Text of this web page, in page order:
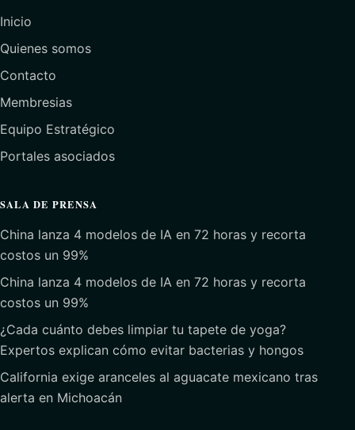
Inicio
Quienes somos
Contacto
Membresias
Equipo Estratégico
Portales asociados
SALA DE PRENSA
China lanza 4 modelos de IA en 72 horas y recorta
costos un 99%
China lanza 4 modelos de IA en 72 horas y recorta
costos un 99%
¿Cada cuánto debes limpiar tu tapete de yoga?
Expertos explican cómo evitar bacterias y hongos
California exige aranceles al aguacate mexicano tras
alerta en Michoacán